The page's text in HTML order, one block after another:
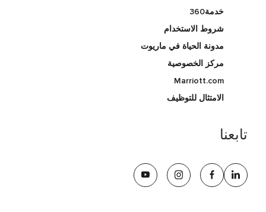
خدمة360
شروط الاستخدام
مدونة الحياة في ماريوت
مركز الخصوصية
Marriott.com
الامتثال للتوظيف
تابعنا